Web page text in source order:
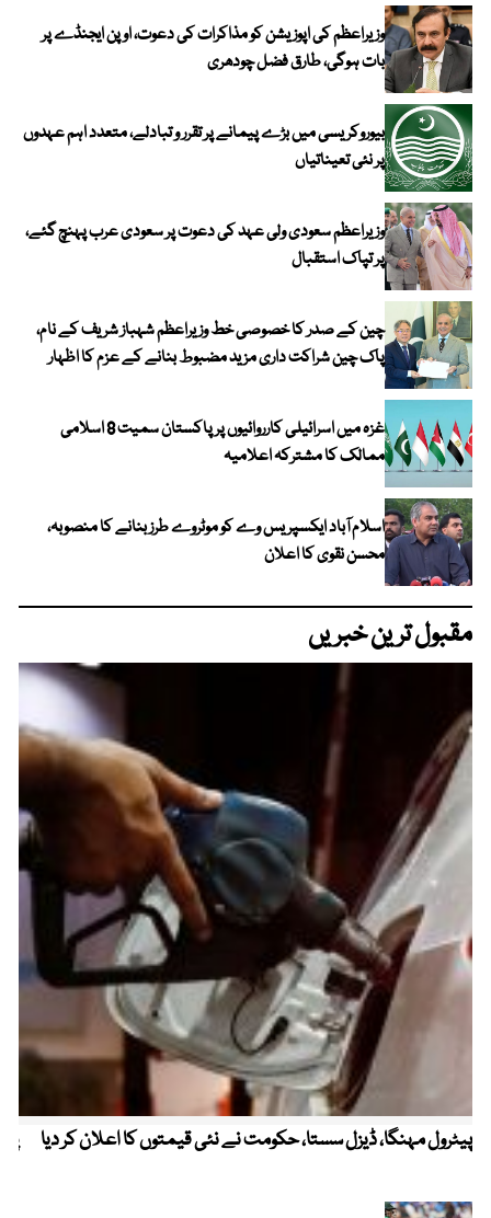
وزیراعظم کی اپوزیشن کو مذاکرات کی دعوت، اوپن ایجنڈے پر
بات ہوگی، طارق فضل چودھری
بیوروکریسی میں بڑے پیمانے پر تقرر و تبادلے، متعدد اہم عہدوں
پر نئی تعیناتیاں
وزیراعظم سعودی ولی عہد کی دعوت پر سعودی عرب پہنچ گئے،
پر تپاک استقبال
چین کے صدر کا خصوصی خط وزیراعظم شہباز شریف کے نام،
پاک چین شراکت داری مزید مضبوط بنانے کے عزم کا اظہار
غزہ میں اسرائیلی کارروائیوں پر پاکستان سمیت 8 اسلامی
ممالک کا مشترکہ اعلامیہ
اسلام آباد ایکسپریس وے کو موٹروے طرز بنانے کا منصوبہ،
محسن نقوی کا اعلان
مقبول ترین خبریں
پیٹرول مہنگا، ڈیزل سستا، حکومت نے نئی قیمتوں کا اعلان کر دیا